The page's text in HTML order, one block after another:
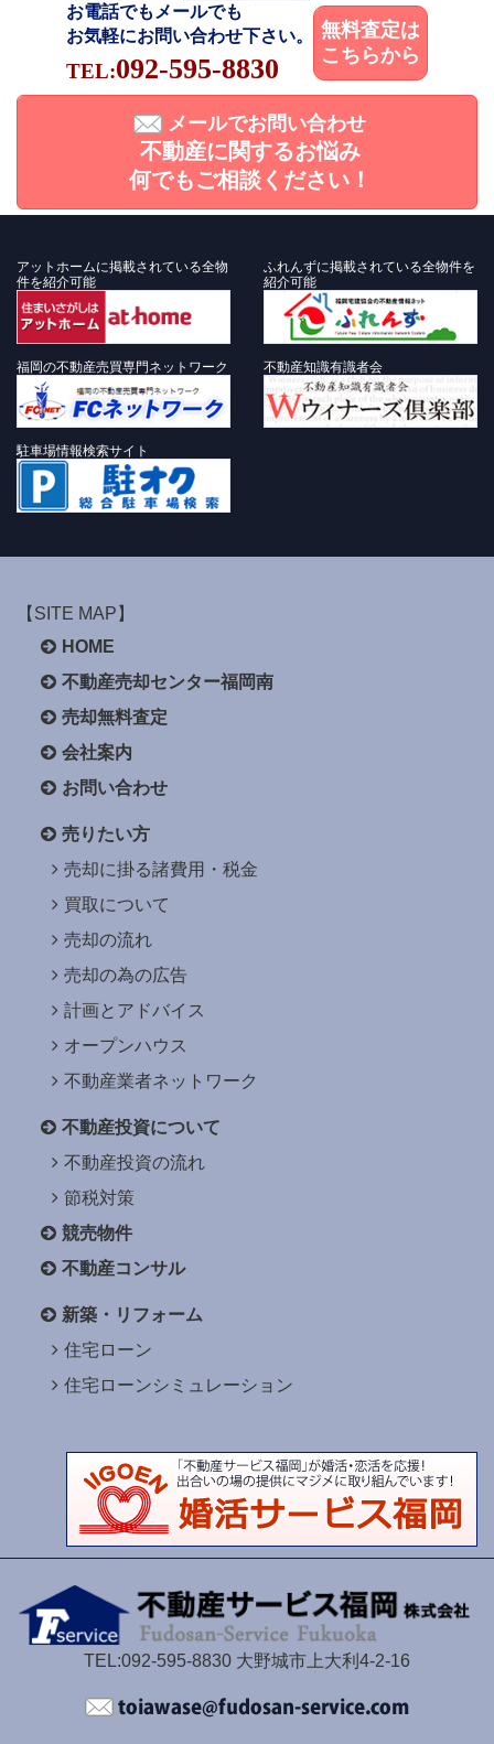
お電話でもメールでも
お気軽にお問い合わせ下さい。
TEL:092-595-8830
無料査定は
こちらから
メールでお問い合わせ
不動産に関するお悩み
何でもご相談ください！
アットホームに掲載されている全物
件を紹介可能
ふれんずに掲載されている全物件を
紹介可能
福岡の不動産売買専門ネットワーク 不動産知識有識者会
駐車場情報検索サイト
【SITE MAP】
HOME
不動産売却センター福岡南
売却無料査定
会社案内
お問い合わせ
売りたい方
売却に掛る諸費用・税金
買取について
売却の流れ
売却の為の広告
計画とアドバイス
オープンハウス
不動産業者ネットワーク
不動産投資について
不動産投資の流れ
節税対策
競売物件
不動産コンサル
新築・リフォーム
住宅ローン
住宅ローンシミュレーション
TEL:092-595-8830 大野城市上大利4-2-16